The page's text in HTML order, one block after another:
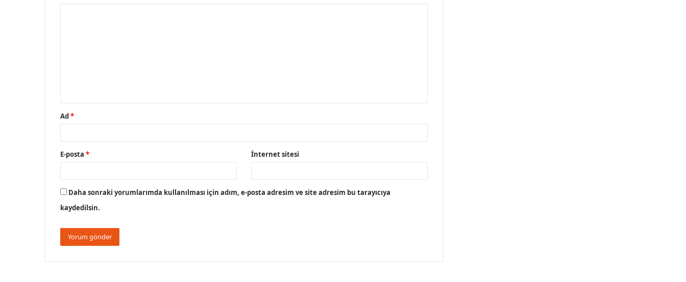
Ad *
E-posta * İnternet sitesi
Daha sonraki yorumlarımda kullanılması için adım, e-posta adresim ve site adresim bu tarayıcıya
kaydedilsin.